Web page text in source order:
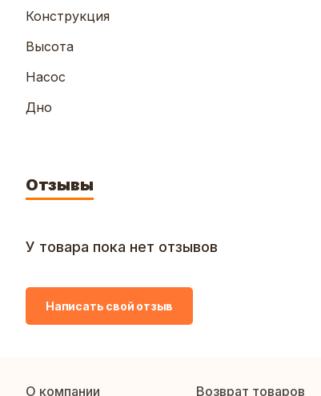
Конструкция
Высота
Насос
Дно
Отзывы
У товара пока нет отзывов
Написать свой отзыв
О компании Возврат товаров